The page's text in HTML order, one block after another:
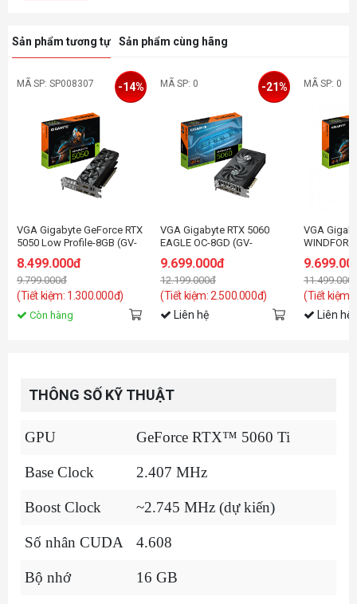
Sản phẩm tương tự Sản phẩm cùng hãng
MÃ SP: SP008307
VGA Gigabyte GeForce RTX
5050 Low Profile-8GB (GV-
8.499.000đ
9.799.000đ
(Tiết kiệm: 1.300.000đ)
-14%
Còn hàng
MÃ SP: 0
VGA Gigabyte RTX 5060
EAGLE OC-8GD (GV-
9.699.000đ
12.199.000đ
(Tiết kiệm: 2.500.000đ)
-21%
Liên hệ
MÃ SP: 0
VGA
(Tiết kiệm:
Liên hệ
THÔNG SỐ KỸ THUẬT
GPU GeForce RTX™ 5060 Ti
Base Clock 2.407 MHz
Boost Clock ~2.745 MHz (dự kiến)
Số nhân CUDA 4.608
Bộ nhớ 16 GB